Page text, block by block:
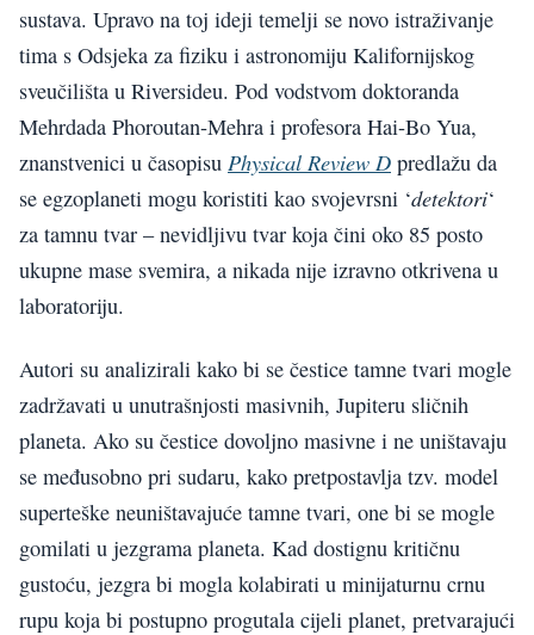
sustava. Upravo na toj ideji temelji se novo istraživanje
tima s Odsjeka za fiziku i astronomiju Kalifornijskog
sveučilišta u Riversideu. Pod vodstvom doktoranda
Mehrdada Phoroutan-Mehra i profesora Hai-Bo Yua,
znanstvenici u časopisu Physical Review D predlažu da
se egzoplaneti mogu koristiti kao svojevrsni ‘detektori‘
za tamnu tvar – nevidljivu tvar koja čini oko 85 posto
ukupne mase svemira, a nikada nije izravno otkrivena u
laboratoriju.
Autori su analizirali kako bi se čestice tamne tvari mogle
zadržavati u unutrašnjosti masivnih, Jupiteru sličnih
planeta. Ako su čestice dovoljno masivne i ne uništavaju
se međusobno pri sudaru, kako pretpostavlja tzv. model
superteške neuništavajuće tamne tvari, one bi se mogle
gomilati u jezgrama planeta. Kad dostignu kritičnu
gustoću, jezgra bi mogla kolabirati u minijaturnu crnu
rupu koja bi postupno progutala cijeli planet, pretvarajući